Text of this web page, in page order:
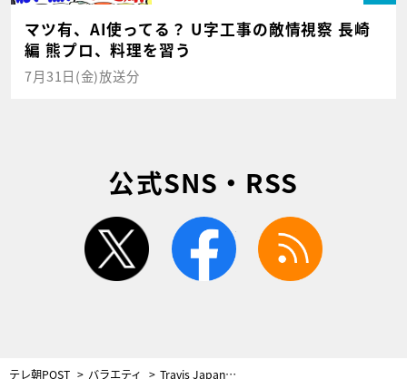
マツ有、AI使ってる？ U字工事の敵情視察 長崎
編 熊プロ、料理を習う
7月31日(金)放送分
公式SNS・RSS
twitter facebook
テレ朝POST バラエティ Travis Japan・宮近海斗、川島如恵留とのクイズ対決で大困惑！生瀬勝久も心配「すごい顔になってる」